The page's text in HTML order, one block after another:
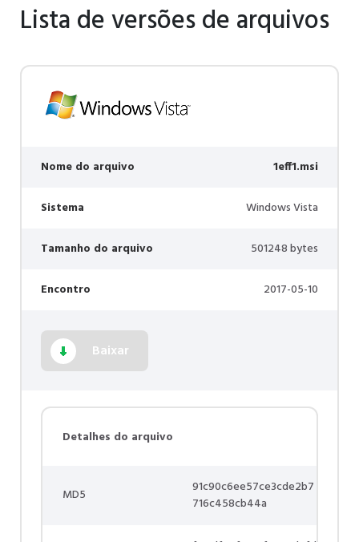
Lista de versões de arquivos
Nome do arquivo 1eff1.msi
Sistema Windows Vista
Tamanho do arquivo 501248 bytes
Encontro 2017-05-10
Baixar
Detalhes do arquivo
MD5
91c90c6ee57ce3cde2b7
716c458cb44a